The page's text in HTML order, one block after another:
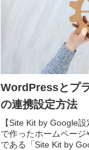
WordPressとプ
の連携設定方法
【Site Kit by Google
で作ったホームペー
である「Site Kit by